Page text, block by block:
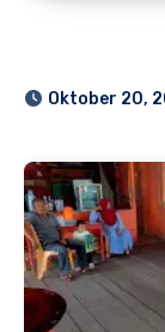
Oktober 20,